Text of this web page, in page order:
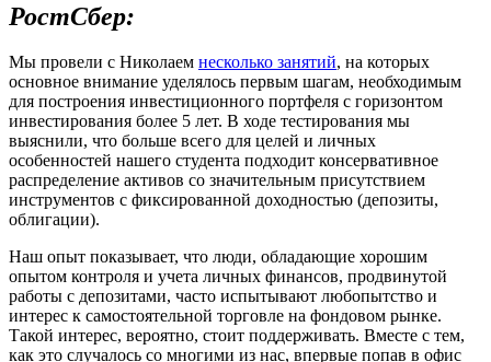
РостСбер:
Мы провели с Николаем несколько занятий, на которых
основное внимание уделялось первым шагам, необходимым
для построения инвестиционного портфеля с горизонтом
инвестирования более 5 лет. В ходе тестирования мы
выяснили, что больше всего для целей и личных
особенностей нашего студента подходит консервативное
распределение активов со значительным присутствием
инструментов с фиксированной доходностью (депозиты,
облигации).
Наш опыт показывает, что люди, обладающие хорошим
опытом контроля и учета личных финансов, продвинутой
работы с депозитами, часто испытывают любопытство и
интерес к самостоятельной торговле на фондовом рынке.
Такой интерес, вероятно, стоит поддерживать. Вместе с тем,
как это случалось со многими из нас, впервые попав в офис